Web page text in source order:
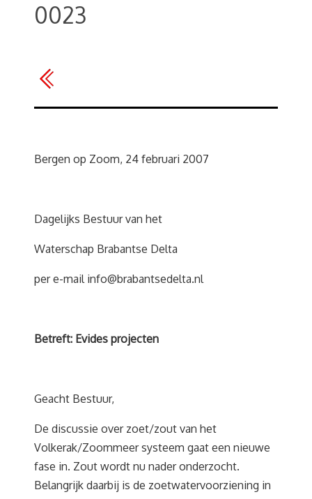
0023
Bergen op Zoom, 24 februari 2007
Dagelijks Bestuur van het
Waterschap Brabantse Delta
per e-mail info@brabantsedelta.nl
Betreft: Evides projecten
Geacht Bestuur,
De discussie over zoet/zout van het
Volkerak/Zoommeer systeem gaat een nieuwe
fase in. Zout wordt nu nader onderzocht.
Belangrijk daarbij is de zoetwatervoorziening in